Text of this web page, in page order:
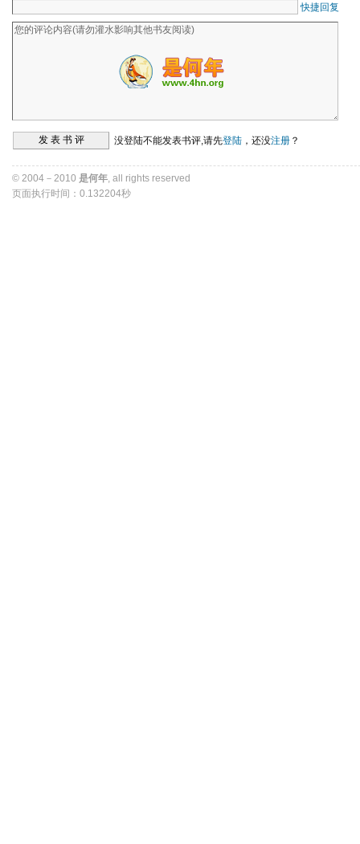
快捷回复
没登陆不能发表书评,请先登陆 ，还没注册 ？
© 2004－2010 是何年 , all rights reserved
页面执行时间：0.132204秒